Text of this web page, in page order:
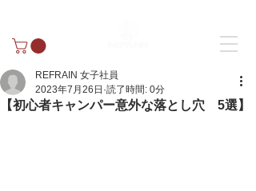
【初心者キャンパー意外な落とし穴 5選】
REFRAIN 女子社員
2023年7月26日 読了時間: 0分